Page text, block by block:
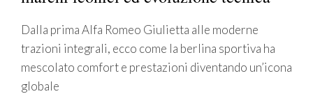
Dalla prima Alfa Romeo Giulietta alle moderne
trazioni integrali, ecco come la berlina sportiva ha
mescolato comfort e prestazioni diventando un’icona
globale